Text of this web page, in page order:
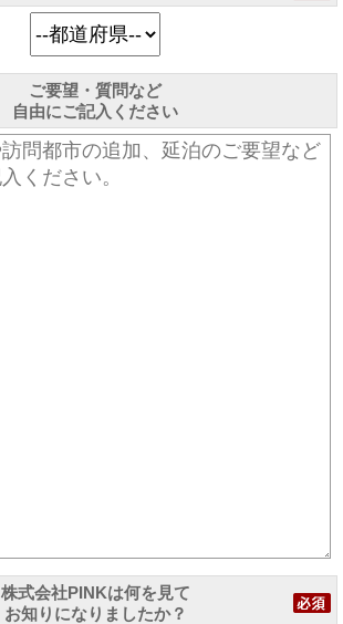
ご要望・質問など
自由にご記入ください
株式会社PINKは何を見て
お知りになりましたか？